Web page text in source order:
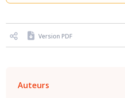
Version PDF
Auteurs